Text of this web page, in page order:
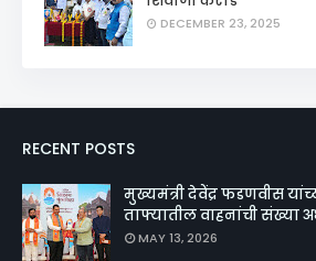
DECEMBER 23, 2025
RECENT POSTS
मुख्यमंत्री देवेंद्र फडणवीस
ताफ्यातील वाहनांची संख्या
MAY 13, 2026